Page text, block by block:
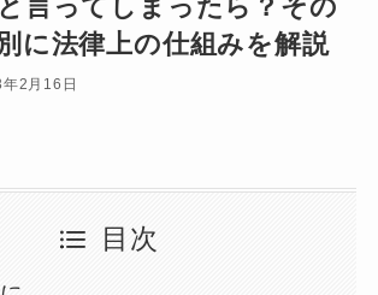
言ってしまったら？その
に法律上の仕組みを解説
2月16日
目次